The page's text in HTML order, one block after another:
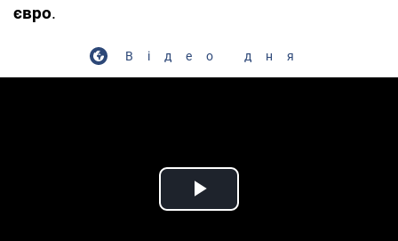
євро.
Відео дня
Play Video